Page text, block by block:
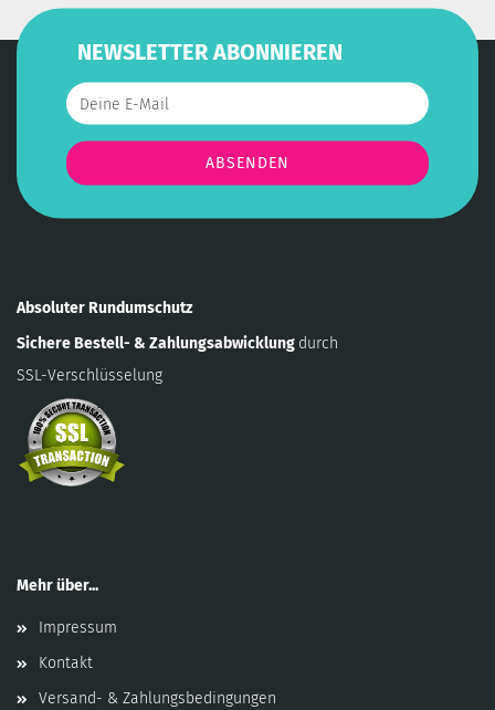
NEWSLETTER ABONNIEREN
Absoluter Rundumschutz
Sichere Bestell- & Zahlungsabwicklung durch
SSL-Verschlüsselung
Mehr über...
Impressum
Kontakt
Versand- & Zahlungsbedingungen